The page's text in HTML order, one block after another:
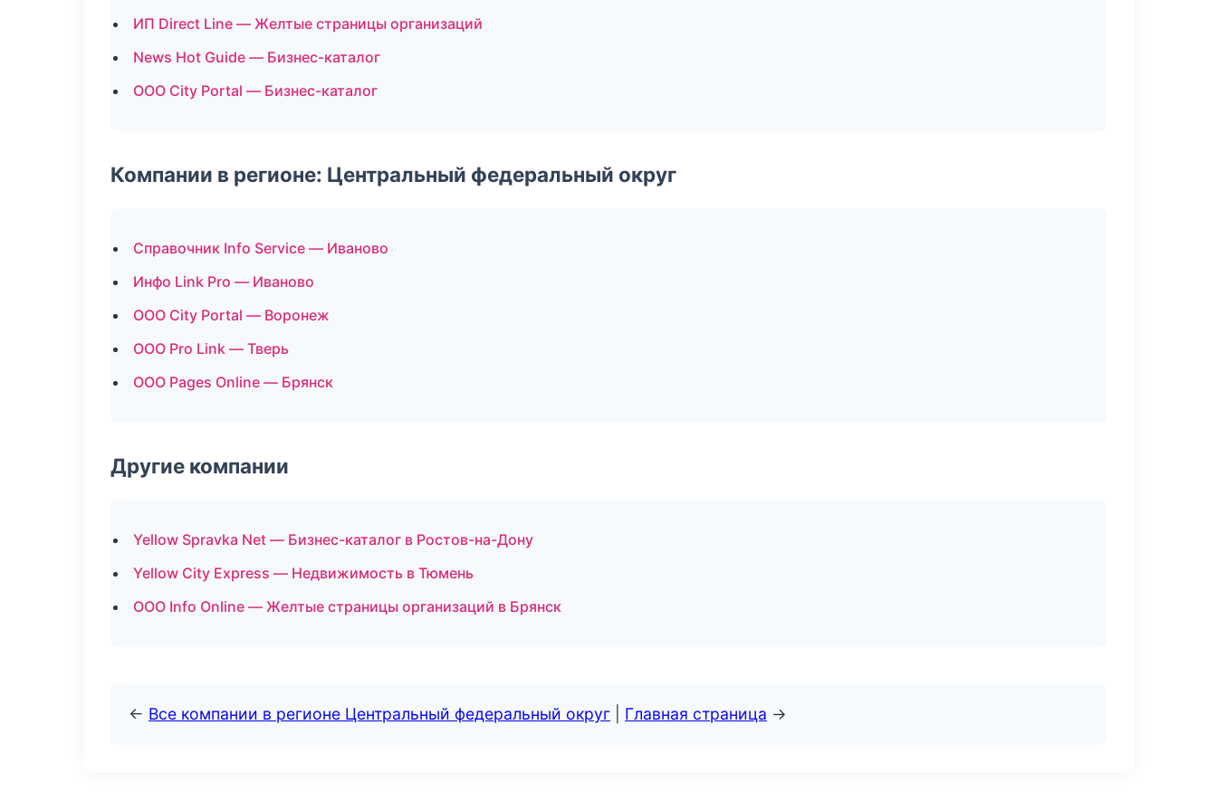
ИП Direct Line — Желтые страницы организаций
News Hot Guide — Бизнес-каталог
ООО City Portal — Бизнес-каталог
Компании в регионе: Центральный федеральный округ
Справочник Info Service — Иваново
Инфо Link Pro — Иваново
ООО City Portal — Воронеж
ООО Pro Link — Тверь
ООО Pages Online — Брянск
Другие компании
Yellow Spravka Net — Бизнес-каталог в Ростов-на-Дону
Yellow City Express — Недвижимость в Тюмень
ООО Info Online — Желтые страницы организаций в Брянск
← Все компании в регионе Центральный федеральный округ Главная страница →